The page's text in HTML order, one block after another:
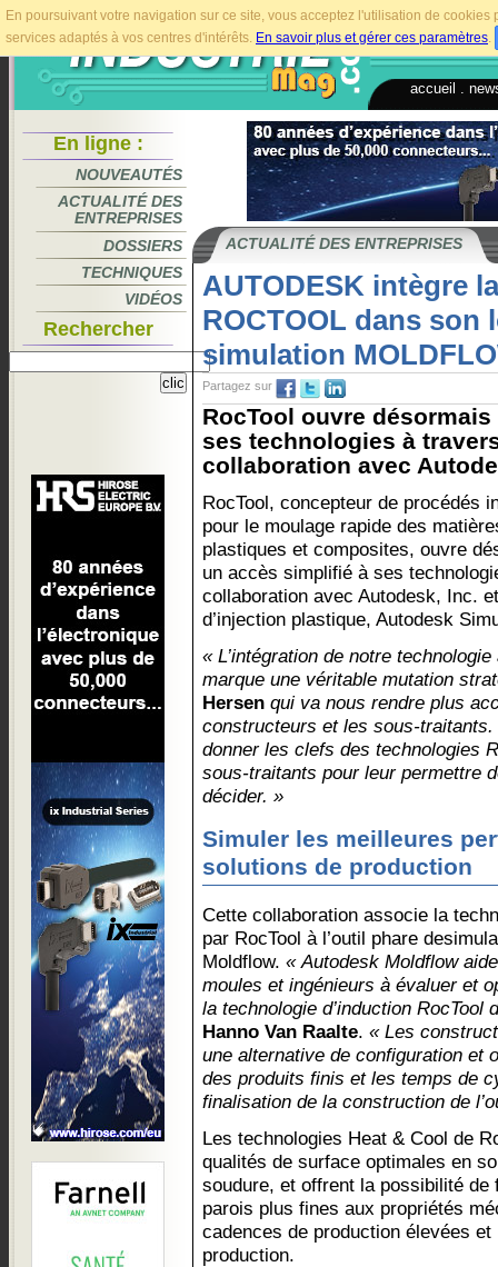
En poursuivant votre navigation sur ce site, vous acceptez l'utilisation de
services adaptés à vos centres d'intérêts. En savoir plus et gérer ces paramètres.
accueil
En ligne :
NOUVEAUTÉS
ACTUALITÉ DES
ENTREPRISES
DOSSIERS
TECHNIQUES
VIDÉOS
Rechercher
ACTUALITÉ DES ENTREPRISES
AUTODESK intègre
ROCTOOL dans son
simulation
Partagez sur
RocTool ouvre
ses technologies à
collaboration avec
RocTool, concepteur de procédés
pour le moulage rapide des
plastiques et composites, ouvre
un accès simplifié à ses
collaboration avec Autodesk, Inc.
d’injection plastique, Autodesk
« L’intégration de notre
marque une véritable mutation
Hersen qui va nous rendre plus
constructeurs et les sous-
donner les clefs des technologies
sous-traitants pour leur permettre
décider. »
Simuler les meilleures
solutions de production
Cette collaboration associe la
par RocTool à l’outil phare
Moldflow. « Autodesk Moldflow
moules et ingénieurs à évaluer et
la technologie d’induction RocTool
Hanno Van Raalte. « Les
une alternative de configuration et
des produits finis et les temps de
finalisation de la construction de
Les technologies Heat & Cool de
qualités de surface optimales en
soudure, et offrent la possibilité de
parois plus fines aux propriétés
cadences de production élevées
production.